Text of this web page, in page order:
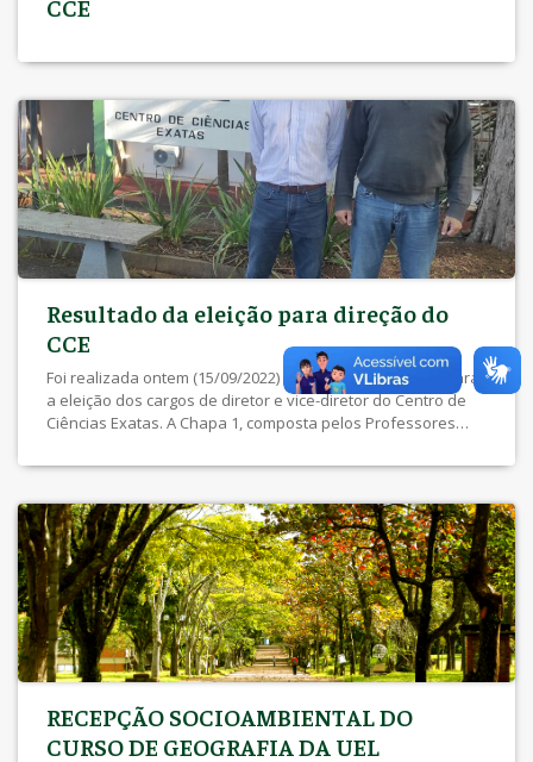
CCE
Resultado da eleição para direção do
CCE
Foi realizada ontem (15/09/2022) a apuração dos votos para
a eleição dos cargos de diretor e vice-diretor do Centro de
Ciências Exatas. A Chapa 1, composta pelos Professores
Diretor) foi a vencedora. Os resultados da apuração foram:
RECEPÇÃO SOCIOAMBIENTAL DO
CURSO DE GEOGRAFIA DA UEL